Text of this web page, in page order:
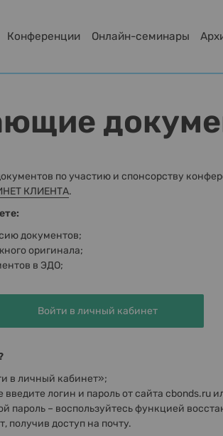
Конференции Онлайн-семинары
по участию и спонсорству
КЛИЕНТА.
документов;
оригинала;
в ЭДО;
Войти в личный кабинет
в личный кабинет»;
логин и пароль от сайта cbonds.ru
пароль – воспользуйтесь функцией
получив доступ на почту.